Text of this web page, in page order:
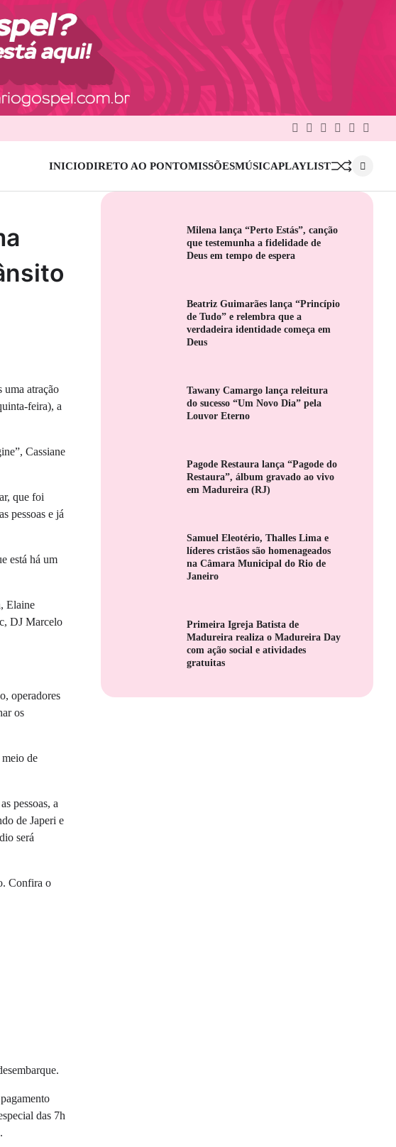
Facebook
Twitter
Google
Linkedin
Pinterest
INICIODIRETO AO PONTOMISSÕESMÚSICAPLAYLIST
uma atração
feira), a
Cassiane
que foi
pessoas e já
está há um
Elaine
DJ Marcelo
operadores
os
de
pessoas, a
de Japeri e
será
Confira o
das 7h
Milena lança “Perto Estás”, canção
que testemunha a fidelidade de
Deus em tempo de espera
Beatriz Guimarães lança “Princípio
de Tudo” e relembra que a
verdadeira identidade começa em
Deus
Tawany Camargo lança releitura
do sucesso “Um Novo Dia” pela
Louvor Eterno
Pagode Restaura lança “Pagode do
Restaura”, álbum gravado ao vivo
em Madureira (RJ)
Samuel Eleotério, Thalles Lima e
líderes cristãos são homenageados
na Câmara Municipal do Rio de
Janeiro
Primeira Igreja Batista de
Madureira realiza o Madureira Day
com ação social e atividades
gratuitas